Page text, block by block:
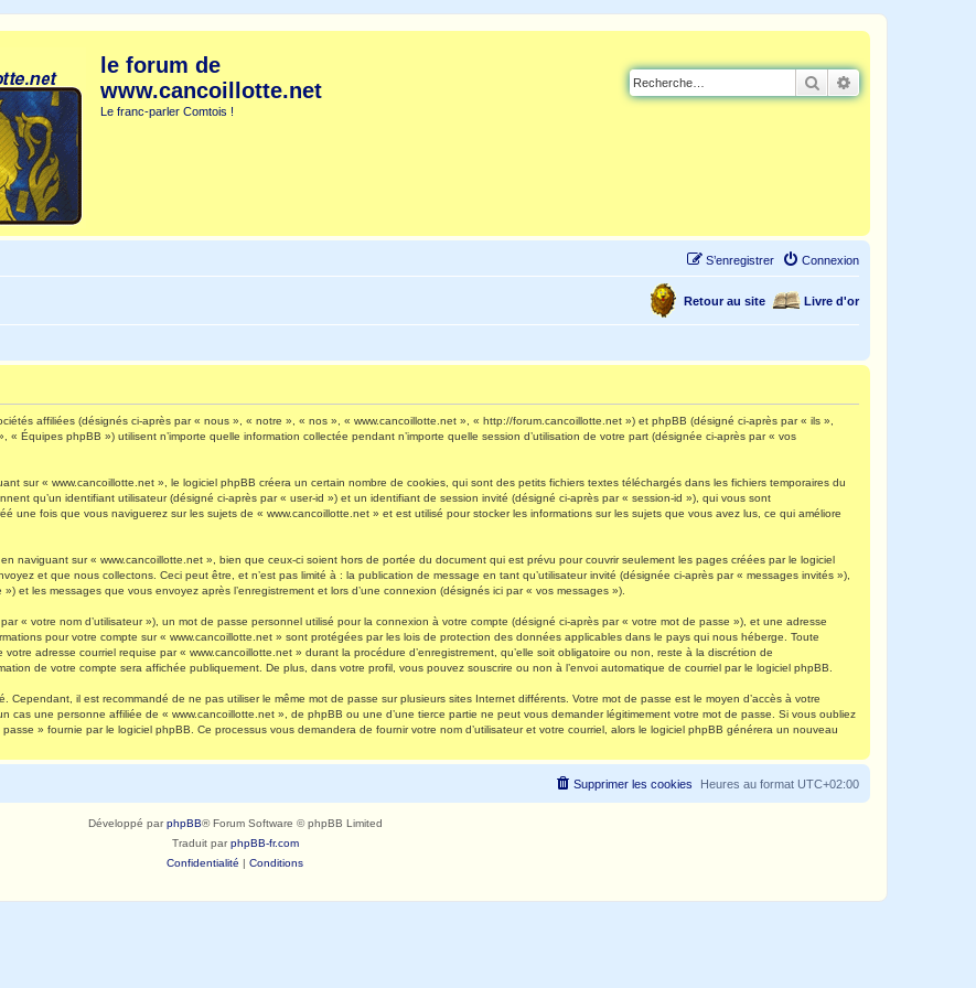
le forum de
www.cancoillotte.net
Le franc-parler Comtois !
Rechercher
Connexion
S’enregistrer
Livre d'or
Retour au site
affiliées (désignés ci-après par « nous », « notre », « nos », « www.cancoillotte.net », « http://forum.cancoillotte.net ») et phpBB (désigné ci-après par « ils »,
Équipes phpBB ») utilisent n’importe quelle information collectée pendant n’importe quelle session d’utilisation de votre part (désignée ci-après par « vos
sur « www.cancoillotte.net », le logiciel phpBB créera un certain nombre de cookies, qui sont des petits fichiers textes téléchargés dans les fichiers temporaires du
qu’un identifiant utilisateur (désigné ci-après par « user-id ») et un identifiant de session invité (désigné ci-après par « session-id »), qui vous sont
une fois que vous naviguerez sur les sujets de « www.cancoillotte.net » et est utilisé pour stocker les informations sur les sujets que vous avez lus, ce qui améliore
naviguant sur « www.cancoillotte.net », bien que ceux-ci soient hors de portée du document qui est prévu pour couvrir seulement les pages créées par le logiciel
et que nous collectons. Ceci peut être, et n’est pas limité à : la publication de message en tant qu’utilisateur invité (désignée ci-après par « messages invités »),
et les messages que vous envoyez après l’enregistrement et lors d’une connexion (désignés ici par « vos messages »).
« votre nom d’utilisateur »), un mot de passe personnel utilisé pour la connexion à votre compte (désigné ci-après par « votre mot de passe »), et une adresse
pour votre compte sur « www.cancoillotte.net » sont protégées par les lois de protection des données applicables dans le pays qui nous héberge. Toute
adresse courriel requise par « www.cancoillotte.net » durant la procédure d’enregistrement, qu’elle soit obligatoire ou non, reste à la discrétion de
de votre compte sera affichée publiquement. De plus, dans votre profil, vous pouvez souscrire ou non à l’envoi automatique de courriel par le logiciel phpBB.
Cependant, il est recommandé de ne pas utiliser le même mot de passe sur plusieurs sites Internet différents. Votre mot de passe est le moyen d’accès à votre
cas une personne affiliée de « www.cancoillotte.net », de phpBB ou une d’une tierce partie ne peut vous demander légitimement votre mot de passe. Si vous oubliez
» fournie par le logiciel phpBB. Ce processus vous demandera de fournir votre nom d’utilisateur et votre courriel, alors le logiciel phpBB générera un nouveau
Heures au format UTC+02:00
Supprimer les cookies
Développé parphpBB® Forum Software © phpBB Limited
Traduit parphpBB-fr.com
Confidentialité | Conditions